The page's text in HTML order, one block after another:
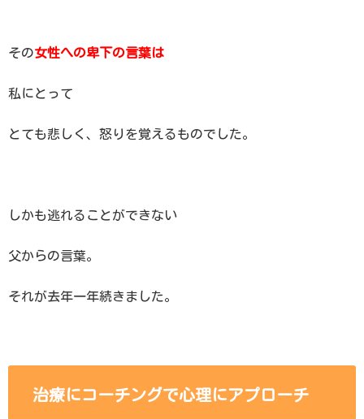
その女性への卑下の言葉は
私にとって
とても悲しく、怒りを覚えるものでした。
しかも逃れることができない
父からの言葉。
それが去年一年続きました。
治療にコーチングで心理にアプローチ